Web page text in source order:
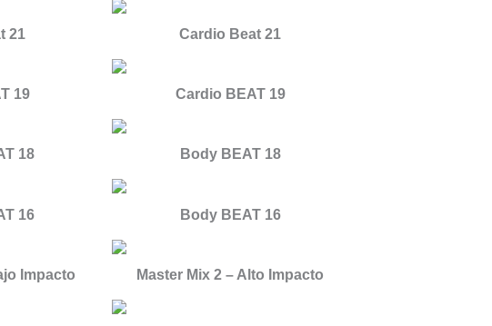
21 Cardio Beat 21
19 Cardio BEAT 19
18 Body BEAT 18
16 Body BEAT 16
Impacto Master Mix 2 – Alto Impacto